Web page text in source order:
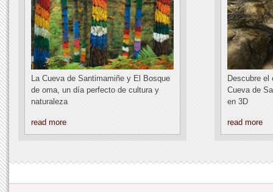
La Cueva de Santimamiñe y El Bosque
de oma, un día perfecto de cultura y
naturaleza
read more
Descubre el
Cueva de
en 3D
read more